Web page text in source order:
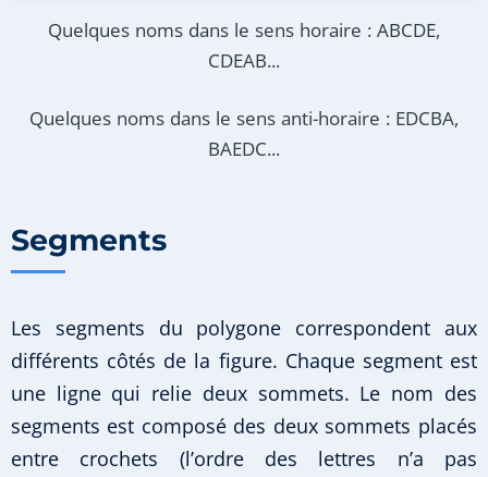
Quelques noms dans le sens horaire : ABCDE,
CDEAB...
Quelques noms dans le sens anti-horaire : EDCBA,
BAEDC...
Segments
Les segments du polygone correspondent aux
différents côtés de la figure. Chaque segment est
une ligne qui relie deux sommets. Le nom des
segments est composé des deux sommets placés
entre crochets (l’ordre des lettres n’a pas